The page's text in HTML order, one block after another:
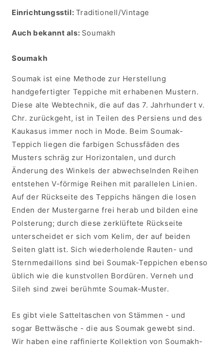
Einrichtungsstil: Traditionell/Vintage
Auch bekannt als: Soumakh
Soumakh
Soumak ist eine Methode zur Herstellung
handgefertigter Teppiche mit erhabenen Mustern.
Diese alte Webtechnik, die auf das 7. Jahrhundert v.
Chr. zurückgeht, ist in Teilen des Persiens und des
Kaukasus immer noch in Mode. Beim Soumak-
Teppich liegen die farbigen Schussfäden des
Musters schräg zur Horizontalen, und durch
Änderung des Winkels der abwechselnden Reihen
entstehen V-förmige Reihen mit parallelen Linien.
Auf der Rückseite des Teppichs hängen die losen
Enden der Mustergarne frei herab und bilden eine
Polsterung; durch diese zerklüftete Rückseite
unterscheidet er sich vom Kelim, der auf beiden
Seiten glatt ist. Sich wiederholende Rauten- und
Sternmedaillons sind bei Soumak-Teppichen ebenso
üblich wie die kunstvollen Bordüren. Verneh und
Sileh sind zwei berühmte Soumak-Muster.
Es gibt viele Satteltaschen von Stämmen - und
sogar Bettwäsche - die aus Soumak gewebt sind.
Wir haben eine raffinierte Kollektion von Soumakh-